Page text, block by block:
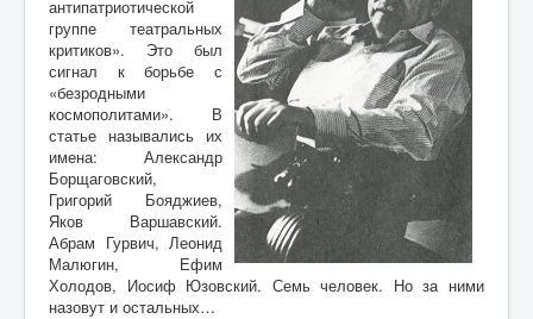
Актуальное интервью
Воспоминания
Дети войны вспоминают
Имя
Ищу родных
Литературная гостиная
Ликбез Мишпохи
Чтобы это никогда не повторилось!
антипатриотической
группе театральных
критиков». Это был
сигнал к борьбе с
«безродными
космополитами». В
статье назывались их
имена: Александр
Борщаговский,
Григорий Бояджиев,
Яков Варшавский.
Абрам Гурвич, Леонид
Малюгин, Ефим
Холодов, Иосиф Юзовский. Семь человек. Но за ними
назовут и остальных…